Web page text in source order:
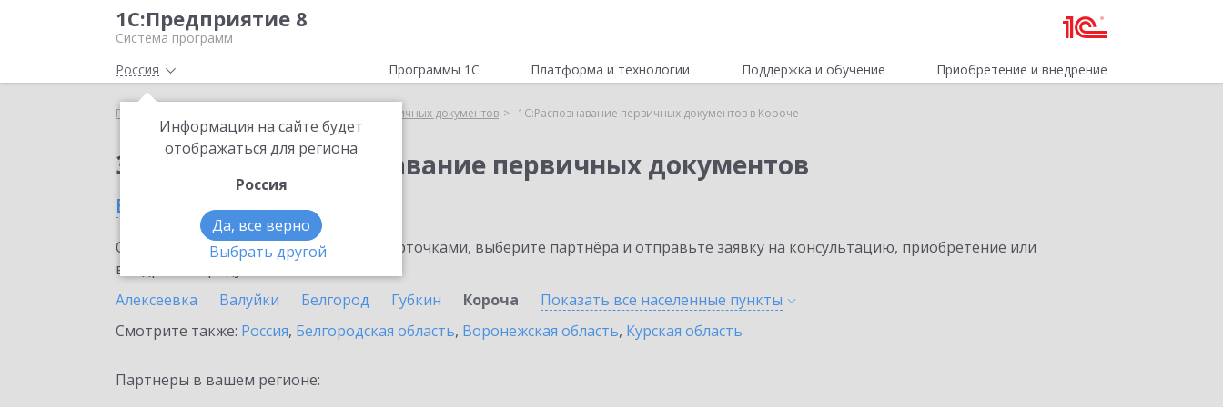
1С:Предприятие 8
Система программ
Россия
Информация на сайте будет
отображаться для региона
Россия
Да, все верно
Выбрать другой
Программы 1С Платформа и технологии Поддержка и обучение Приобретение и внедрение
Главная 1С:Распознавание первичных документов 1С:Распознавание первичных документов в Короче
Заказать 1С:Распознавание первичных документов
в Короче
Ознакомьтесь с информационными карточками, выберите партнёра и отправьте заявку на консультацию, приобретение или
внедрение продукта.
Алексеевка
Валуйки Белгород Губкин Короча Показать все населенные пункты
Смотрите также: Россия, Белгородская область, Воронежская область, Курская область
Партнеры в вашем регионе: